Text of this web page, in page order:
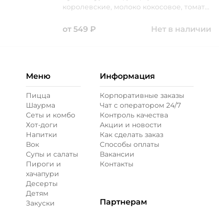
королевские, молоко кокосовое, томаты
для том ям, заправка для риса, соус
от 549 ₽ Нет в наличии
Меню
Пицца
Шаурма
Сеты и комбо
Хот-доги
Напитки
Вок
Супы и салаты
Пироги и
хачапури
Десерты
Детям
Закуски
Информация
Корпоративные заказы
Чат с оператором 24/7
Контроль качества
Акции и новости
Как сделать заказ
Способы оплаты
Вакансии
Контакты
Партнерам